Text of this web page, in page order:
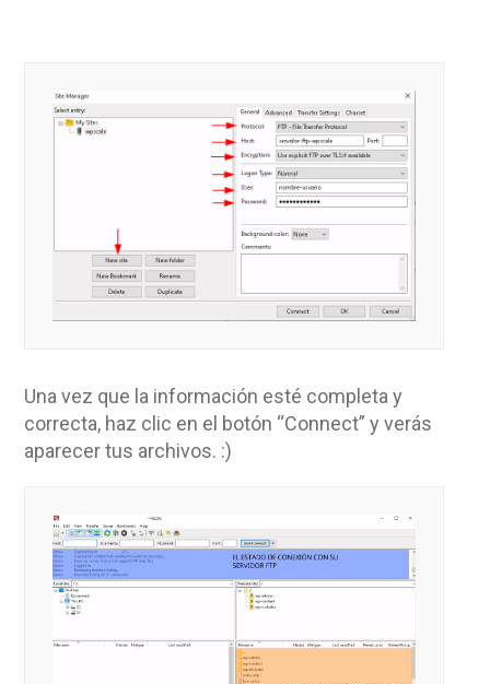
Una vez que la información esté completa y
correcta, haz clic en el botón “Connect” y verás
aparecer tus archivos. :)